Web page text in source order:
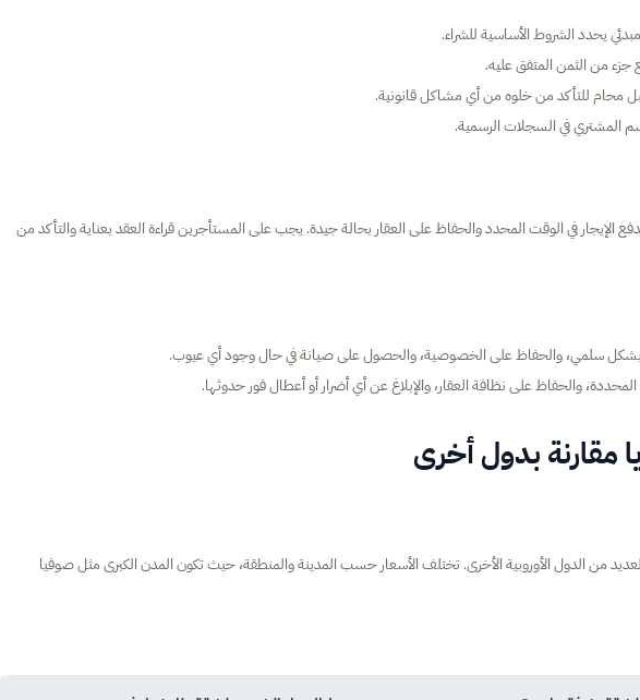
يحدد الشروط الأساسية للشراء.
جزء من الثمن المتفق عليه.
محام للتأكد من خلوه من أي مشاكل قانونية.
المشتري في السجلات الرسمية.
الإيجار في الوقت المحدد والحفاظ على العقار بحالة جيدة. يجب على المستأجرين قراءة العقد بعناية والتأكد من
بشكل سلمي، والحفاظ على الخصوصية، والحصول على صيانة في حال وجود أي عيوب.
المحددة، والحفاظ على نظافة العقار، والإبلاغ عن أي أضرار أو أعطال فور حدوثها.
مقارنة بدول أخرى
بالعديد من الدول الأوروبية الأخرى. تختلف الأسعار حسب المدينة والمنطقة، حيث تكون المدن الكبرى مثل صوفيا